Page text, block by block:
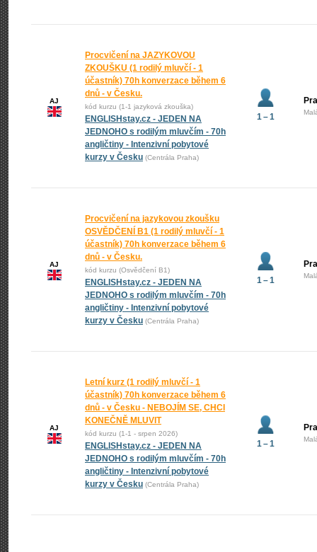
AJ
Procvičení na JAZYKOVOU
ZKOUŠKU (1 rodilý mluvčí - 1
účastník) 70h konverzace během 6
dnů - v Česku.
kód kurzu (1-1 jazyková zkouška)
ENGLISHstay.cz - JEDEN NA
JEDNOHO s rodilým mluvčím - 70h
angličtiny - Intenzivní pobytové
kurzy v Česku (Centrála Praha)
1 – 1
AJ
Procvičení na jazykovou zkoušku
OSVĚDČENÍ B1 (1 rodilý mluvčí - 1
účastník) 70h konverzace během 6
dnů - v Česku.
kód kurzu (Osvědčení B1)
ENGLISHstay.cz - JEDEN NA
JEDNOHO s rodilým mluvčím - 70h
angličtiny - Intenzivní pobytové
kurzy v Česku (Centrála Praha)
1 – 1
AJ
Letní kurz (1 rodilý mluvčí - 1
účastník) 70h konverzace během 6
dnů - v Česku - NEBOJÍM SE, CHCI
KONEČNĚ MLUVIT
kód kurzu (1-1 - srpen 2026)
ENGLISHstay.cz - JEDEN NA
JEDNOHO s rodilým mluvčím - 70h
angličtiny - Intenzivní pobytové
kurzy v Česku (Centrála Praha)
1 – 1